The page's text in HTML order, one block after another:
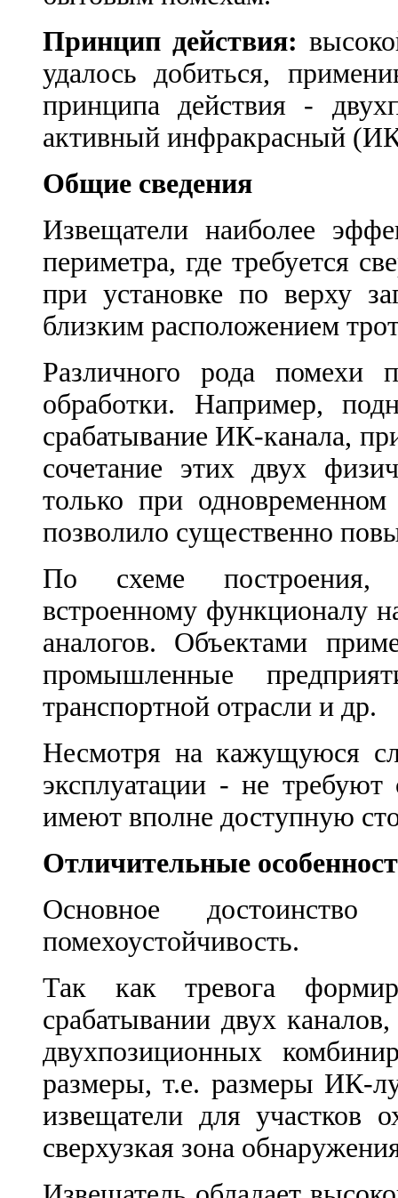
Принцип действия:
удалось добиться,
принципа действия -
активный инфракрасный
Общие сведения
Извещатели наиболее
периметра, где требуется
при установке по верху
близким расположением
Различного рода помехи
обработки. Например,
срабатывание ИК-канала,
сочетание этих двух
только при
позволило существенно
По схеме построения,
встроенному функционалу
аналогов. Объектами
промышленные
транспортной отрасли и др.
Несмотря на кажущуюся
эксплуатации - не требуют
имеют вполне доступную
Отличительные
Основное
помехоустойчивость.
Так как тревога
срабатывании двух
двухпозиционных
размеры, т.е. размеры ИК-
извещатели для участков
сверхузкая зона